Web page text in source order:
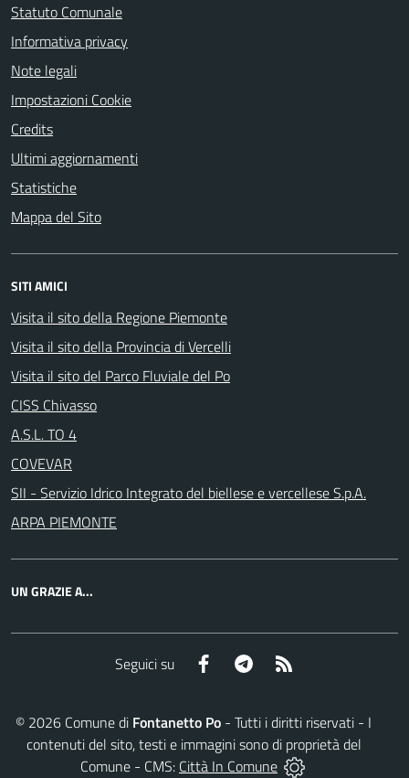
Statuto Comunale
Informativa privacy
Note legali
Impostazioni Cookie
Credits
Ultimi aggiornamenti
Statistiche
Mappa del Sito
SITI AMICI
Visita il sito della Regione Piemonte
Visita il sito della Provincia di Vercelli
Visita il sito del Parco Fluviale del Po
CISS Chivasso
A.S.L. TO 4
COVEVAR
SII - Servizio Idrico Integrato del biellese e vercellese S.p.A.
ARPA PIEMONTE
UN GRAZIE A...
Seguici su Facebook Telegram
© 2026 Comune di Fontanetto Po - Tutti i diritti riservati - I
contenuti del sito, testi e immagini sono di proprietà del
Comune - CMS: Città In Comune